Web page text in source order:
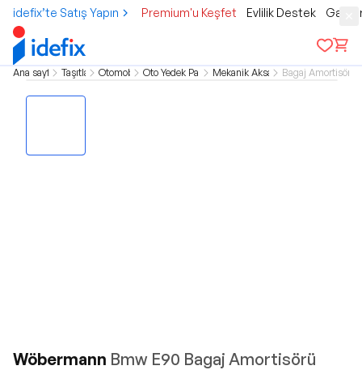
idefix’te Satış Yapın Premium'u Keşfet Evlilik Destek
Ana sayfa Taşıtlar Otomobil Oto Yedek Parça Mekanik Aksam Bagaj
Wöbermann Bmw E90 Bagaj Amortisörü